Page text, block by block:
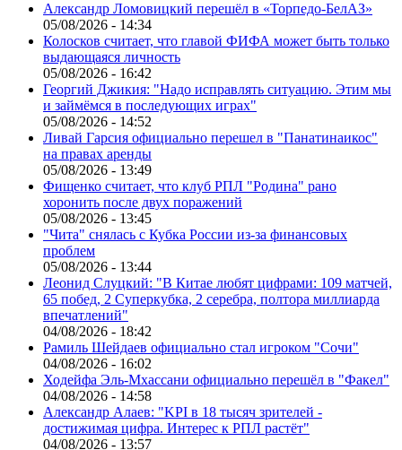
Александр Ломовицкий перешёл в «Торпедо-БелАЗ»
05/08/2026 - 14:34
Колосков считает, что главой ФИФА может быть только
выдающаяся личность
05/08/2026 - 16:42
Георгий Джикия: "Надо исправлять ситуацию. Этим мы
и займёмся в последующих играх"
05/08/2026 - 14:52
Ливай Гарсия официально перешел в "Панатинаикос"
на правах аренды
05/08/2026 - 13:49
Фищенко считает, что клуб РПЛ "Родина" рано
хоронить после двух поражений
05/08/2026 - 13:45
"Чита" снялась с Кубка России из-за финансовых
проблем
05/08/2026 - 13:44
Леонид Слуцкий: "В Китае любят цифрами: 109 матчей,
65 побед, 2 Суперкубка, 2 серебра, полтора миллиарда
впечатлений"
04/08/2026 - 18:42
Рамиль Шейдаев официально стал игроком "Сочи"
04/08/2026 - 16:02
Ходейфа Эль-Мхассани официально перешёл в "Факел"
04/08/2026 - 14:58
Александр Алаев: "KPI в 18 тысяч зрителей -
достижимая цифра. Интерес к РПЛ растёт"
04/08/2026 - 13:57